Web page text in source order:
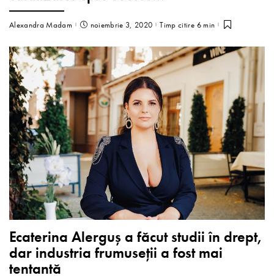
Alexandra Madam noiembrie 3, 2020 Timp citire 6 min
Ecaterina Alerguș a făcut studii în drept,
dar industria frumuseții a fost mai
tentantă